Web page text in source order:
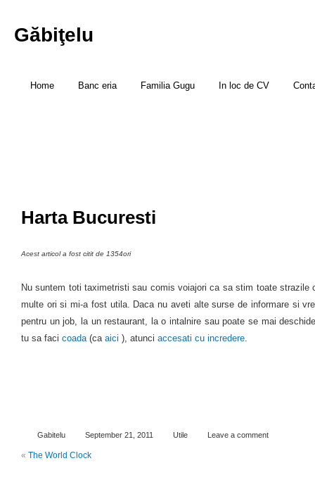
Găbiţelu
Home Banc eria Familia Gugu In loc de CV
Harta Bucuresti
Acest articol a fost citit de 1354ori
Nu suntem toti taximetristi sau comis voiajori ca sa stim toate strazile
multe ori si mi-a fost utila. Daca nu aveti alte surse de informare si
pentru un job, la un restaurant, la o intalnire sau poate se mai
tu sa faci coada(ca aici ), atunci accesati cu incredere.
Gabitelu September 21, 2011 Utile Leave a comment
« The World Clock